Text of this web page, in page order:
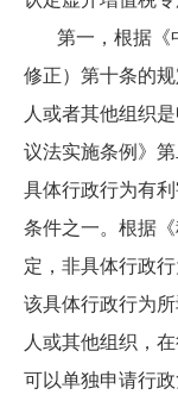
第一，根据《
修正）第十条的
人或者其他组织
议法实施条例》
具体行政行为有
条件之一。根据
定，非具体行政
该具体行政行为
人或其他组织，
可以单独申请行